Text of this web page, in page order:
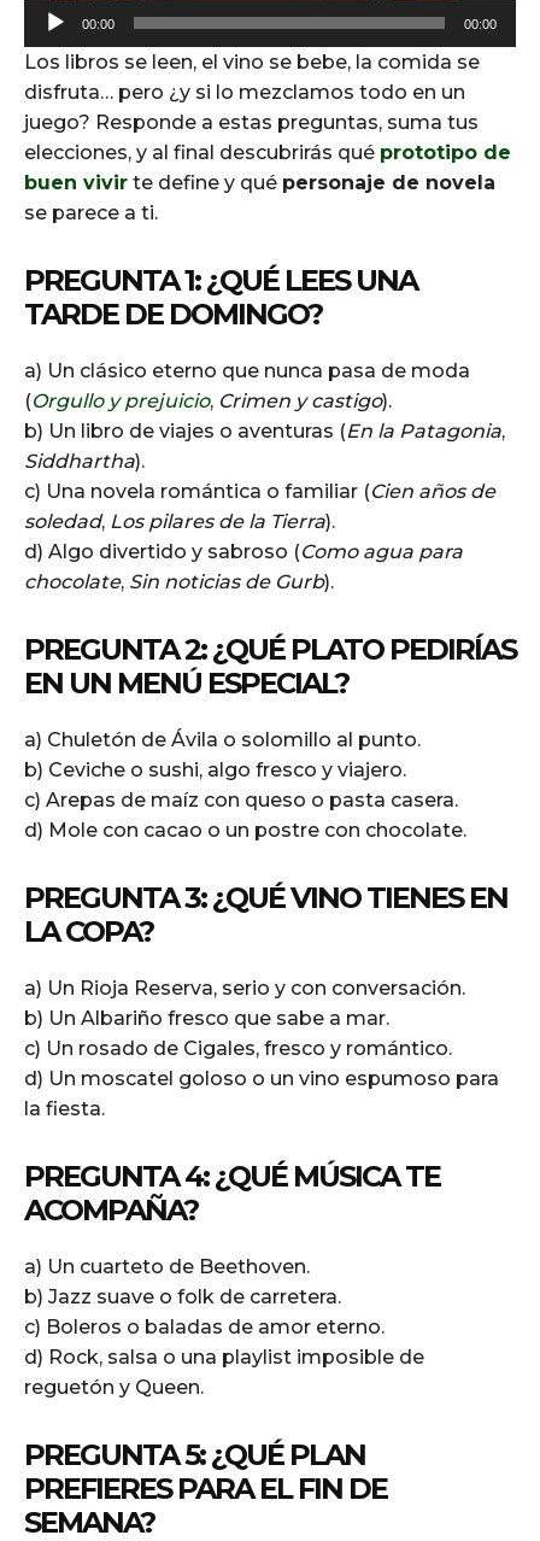
u
d
i
o
P
l
a
e
r
00:00 00:00
Los libros se leen, el vino se bebe, la comida se
disfruta… pero ¿y si lo mezclamos todo en un
juego? Responde a estas preguntas, suma tus
elecciones, y al final descubrirás qué prototipo de
buen vivir te define y qué personaje de novela
se parece a ti.
PREGUNTA 1: ¿QUÉ LEES UNA
TARDE DE DOMINGO?
a) Un clásico eterno que nunca pasa de moda
(Orgullo y prejuicio, Crimen y castigo).
b) Un libro de viajes o aventuras (En la Patagonia,
Siddhartha).
c) Una novela romántica o familiar (Cien años de
soledad, Los pilares de la Tierra).
d) Algo divertido y sabroso (Como agua para
chocolate, Sin noticias de Gurb).
PREGUNTA 2: ¿QUÉ PLATO PEDIRÍAS
EN UN MENÚ ESPECIAL?
a) Chuletón de Ávila o solomillo al punto.
b) Ceviche o sushi, algo fresco y viajero.
c) Arepas de maíz con queso o pasta casera.
d) Mole con cacao o un postre con chocolate.
PREGUNTA 3: ¿QUÉ VINO TIENES EN
LA COPA?
a) Un Rioja Reserva, serio y con conversación.
b) Un Albariño fresco que sabe a mar.
c) Un rosado de Cigales, fresco y romántico.
d) Un moscatel goloso o un vino espumoso para
la fiesta.
PREGUNTA 4: ¿QUÉ MÚSICA TE
ACOMPAÑA?
a) Un cuarteto de Beethoven.
b) Jazz suave o folk de carretera.
c) Boleros o baladas de amor eterno.
d) Rock, salsa o una playlist imposible de
reguetón y Queen.
PREGUNTA 5: ¿QUÉ PLAN
PREFIERES PARA EL FIN DE
SEMANA?